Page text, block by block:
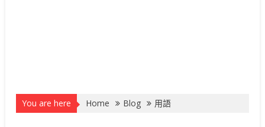
You are here Home Blog 用語